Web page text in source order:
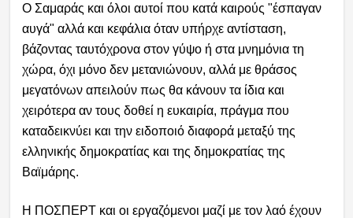
Ο Σαμαράς και όλοι αυτοί που κατά καιρούς "έσπαγαν
αυγά" αλλά και κεφάλια όταν υπήρχε αντίσταση,
βάζοντας ταυτόχρονα στον γύψο ή στα μνημόνια τη
χώρα, όχι μόνο δεν μετανιώνουν, αλλά με θράσος
μεγατόνων απειλούν πως θα κάνουν τα ίδια και
χειρότερα αν τους δοθεί η ευκαιρία, πράγμα που
καταδεικνύει και την ειδοποιό διαφορά μεταξύ της
ελληνικής δημοκρατίας και της δημοκρατίας της
Βαϊμάρης.
Η ΠΟΣΠΕΡΤ και οι εργαζόμενοι μαζί με τον λαό έχουν